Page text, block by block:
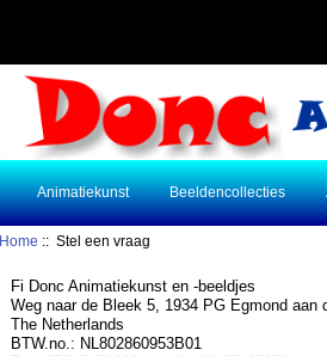
Animatiekunst Beeldencollecties
Home :: Stel een vraag
Fi Donc Animatiekunst en -beeldjes
Weg naar de Bleek 5, 1934 PG Egmond aan
The Netherlands
BTW.no.: NL802860953B01